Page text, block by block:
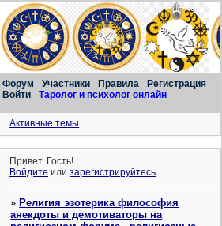
Форум Участники Правила
Регистрация
Войти
Таролог и психолог онлайн
Активные темы
Привет, Гость!
Войдите илизарегистрируйтесь.
»Религия эзотерика философия
анекдоты и демотиваторы на